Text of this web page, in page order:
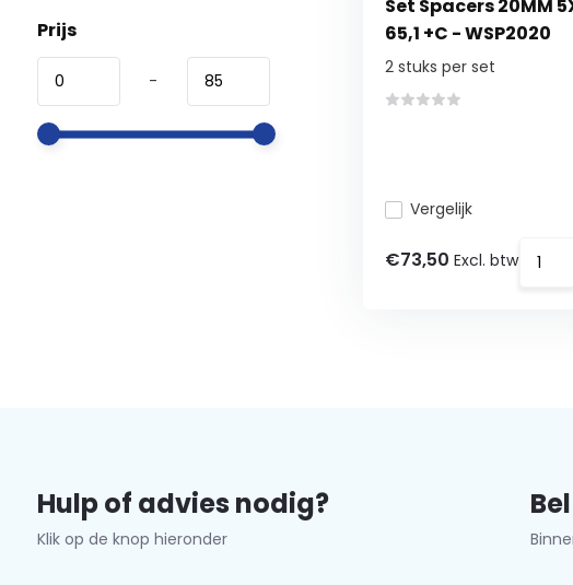
Prijs
-
Set Spacers 20MM
65,1 +C - WSP2020
2 stuks per set
Vergelijk
€73,50 Excl. btw
Hulp of advies nodig?
Klik op de knop hieronder